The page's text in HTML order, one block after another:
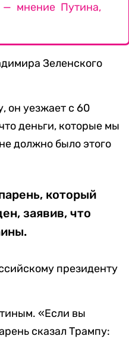
— мнение Путина,
Зеленского
он уезжает с 60
деньги, которые мы
должно было этого
который
заявив, что
президенту
«Если вы
сказал Трампу: